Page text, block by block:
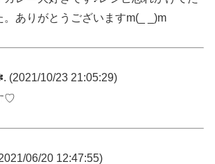
ありがとうございますm(_ _)m
(2021/10/23 21:05:29)
♡
06/20 12:47:55)